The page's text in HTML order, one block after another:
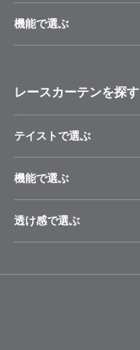
機能で選ぶ
レースカーテンを探す
テイストで選ぶ
機能で選ぶ
透け感で選ぶ